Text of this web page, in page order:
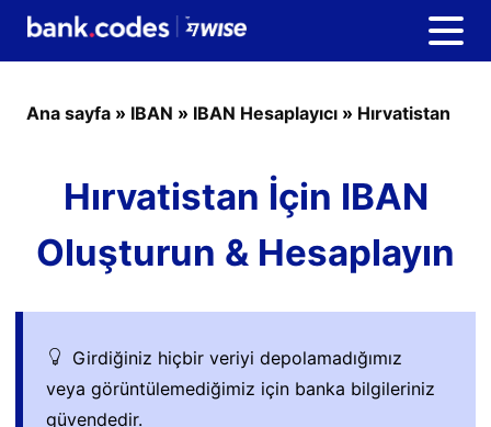
Ana sayfa » IBAN » IBAN Hesaplayıcı » Hırvatistan
Hırvatistan İçin IBAN
Oluşturun & Hesaplayın
Girdiğiniz hiçbir veriyi depolamadığımız
veya görüntülemediğimiz için banka bilgileriniz
güvendedir.